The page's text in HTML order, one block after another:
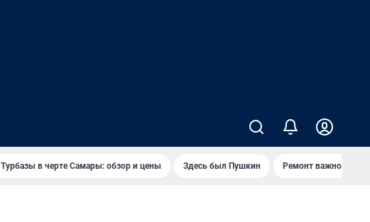
Турбазы в черте Самары: обзор и цены Здесь был Пушкин Ремонт важного